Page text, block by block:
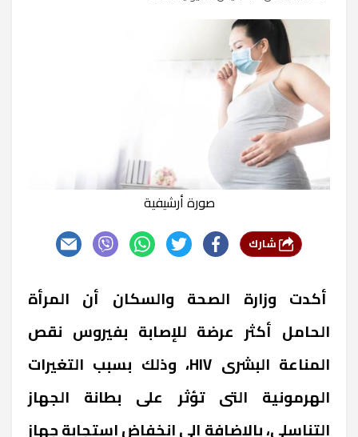
صورة أرشيفية
أكدت وزارة الصحة والسكان أن المرأة
الحامل أكثر عرضة للإصابة بفيروس نقص
المناعة البشرى HIV، وذلك بسبب التغيرات
الهرمونية التى تؤثر على بطانة الجهاز
التناسلي، بالإضافة إلى انخفاض استجابة جهاز